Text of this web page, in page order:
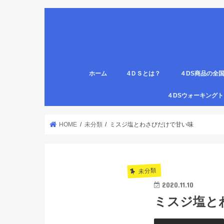
ホーム 4ＤＳとは？
医療従事者,学生のための語呂合わせ
４DS商品の全
４DSの公認ク
4DS腸腹ペタベ
４DS螺旋ソック
４DSウォーキン
HOME 未分類 ミスジ塩とわさびだけで甘い味
未分類
2020.11.10
ミスジ塩